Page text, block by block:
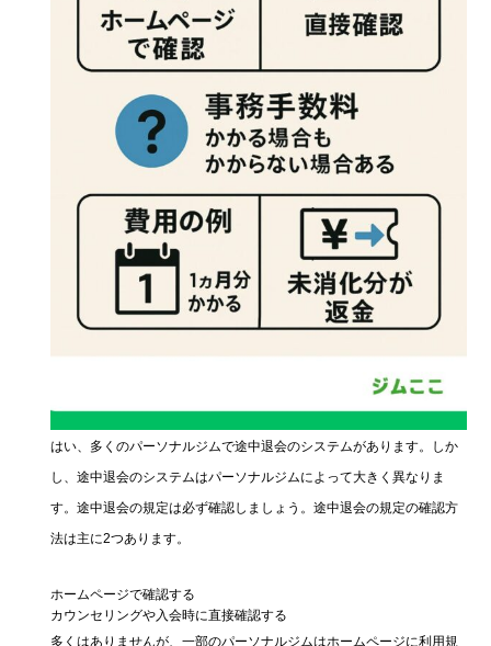
はい、多くのパーソナルジムで途中退会のシステムがあります。しか
し、途中退会のシステムはパーソナルジムによって大きく異なりま
す。途中退会の規定は必ず確認しましょう。途中退会の規定の確認方
法は主に2つあります。
ホームページで確認する
カウンセリングや入会時に直接確認する
多くはありませんが、一部のパーソナルジムはホームページに利用規